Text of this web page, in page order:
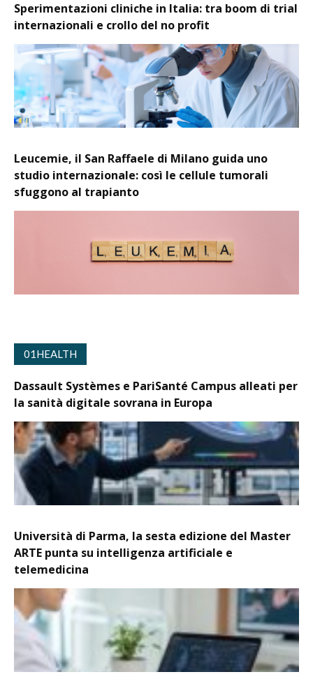
Sperimentazioni cliniche in Italia: tra boom di trial
internazionali e crollo del no profit
Leucemie, il San Raffaele di Milano guida uno
studio internazionale: così le cellule tumorali
sfuggono al trapianto
01HEALTH
Dassault Systèmes e PariSanté Campus alleati per
la sanità digitale sovrana in Europa
Università di Parma, la sesta edizione del Master
ARTE punta su intelligenza artificiale e
telemedicina